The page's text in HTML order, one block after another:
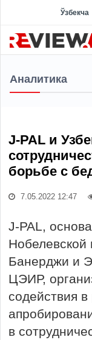
Ўзбекча
Аналитика
J-PAL и
борьбе с
7.05.2022 12:47
J-PAL,
Банерджи и
ЦЭИР,
содействия
в